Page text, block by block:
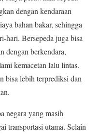
dengan kendaraan
bahan bakar, sehingga
hari. Bersepeda juga bisa
dengan berkendara,
kemacetan lalu lintas.
bisa lebih terprediksi dan
negara yang masih
transportasi utama. Selain